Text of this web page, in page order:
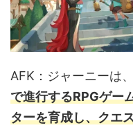
AFK：ジャーニーは
で進行するRPGゲー
ターを育成し、クエ